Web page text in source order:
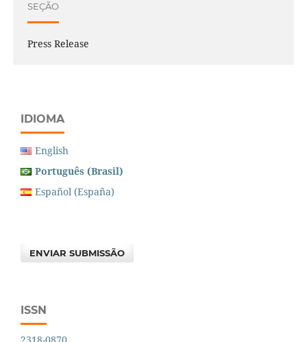
SEÇÃO
Press Release
IDIOMA
English
Português (Brasil)
Español (España)
ENVIAR SUBMISSÃO
ISSN
2318-0870